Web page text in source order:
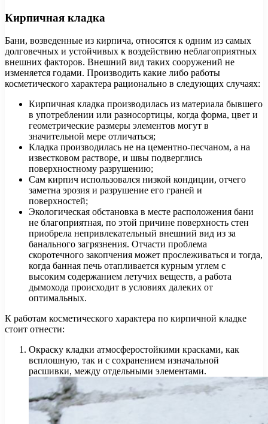
Кирпичная кладка
Бани, возведенные из кирпича, относятся к одним из самых
долговечных и устойчивых к воздействию неблагоприятных
внешних факторов. Внешний вид таких сооружений не
изменяется годами. Производить какие либо работы
косметического характера рационально в следующих случаях:
Кирпичная кладка производилась из материала бывшего
в употреблении или разносортицы, когда форма, цвет и
геометрические размеры элементов могут в
значительной мере отличаться;
Кладка производилась не на цементно-песчаном, а на
известковом растворе, и швы подверглись
поверхностному разрушению;
Сам кирпич использовался низкой кондиции, отчего
заметна эрозия и разрушение его граней и
поверхностей;
Экологическая обстановка в месте расположения бани
не благоприятная, по этой причине поверхность стен
приобрела непривлекательный внешний вид из за
банального загрязнения. Отчасти проблема
скоротечного закопчения может прослеживаться и тогда,
когда банная печь отапливается курным углем с
высоким содержанием летучих веществ, а работа
дымохода происходит в условиях далеких от
оптимальных.
К работам косметического характера по кирпичной кладке
стоит отнести:
Окраску кладки атмосферостойкими красками, как
всплошную, так и с сохранением изначальной
расшивки, между отдельными элементами.